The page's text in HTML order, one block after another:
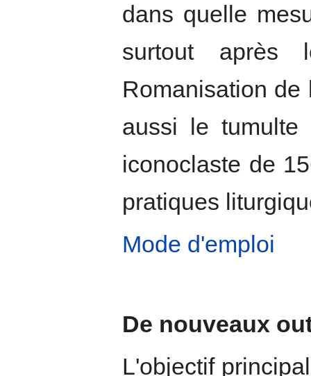
dans quelle
surtout
Romanisation
aussi le tumulte
iconoclaste de
pratiques
Mode d'emploi
De nouveaux
L'objectif